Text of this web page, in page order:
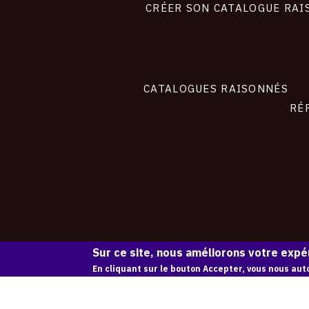
CRÉER SON CATALOGUE
CATALOGUES RAISONNÉS
Sur ce site, nous améliorons votre
En cliquant sur le bouton Accepter, vous nous